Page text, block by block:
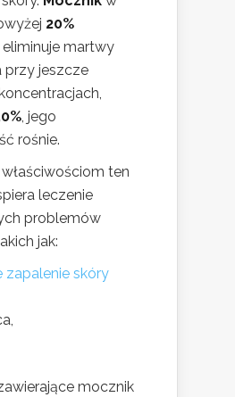
20%
martwy
przy jeszcze
, jego
rośnie.
ten
leczenie
problemów
jak:
zapalenie skóry
mocznik